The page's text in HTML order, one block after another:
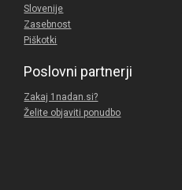
Slovenije
Zasebnost
Piškotki
Poslovni partnerji
Zakaj 1nadan.si?
Želite objaviti ponudbo